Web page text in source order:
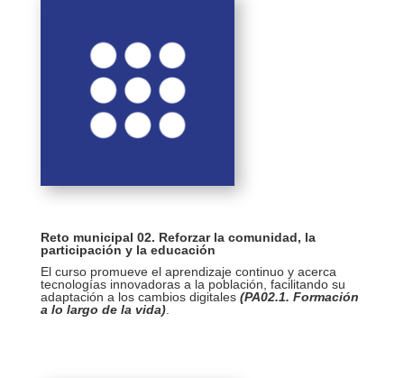
Reto municipal 02. Reforzar la comunidad, la
participación y la educación
El curso promueve el aprendizaje continuo y acerca
tecnologías innovadoras a la población, facilitando su
adaptación a los cambios digitales (PA02.1. Formación
a lo largo de la vida).